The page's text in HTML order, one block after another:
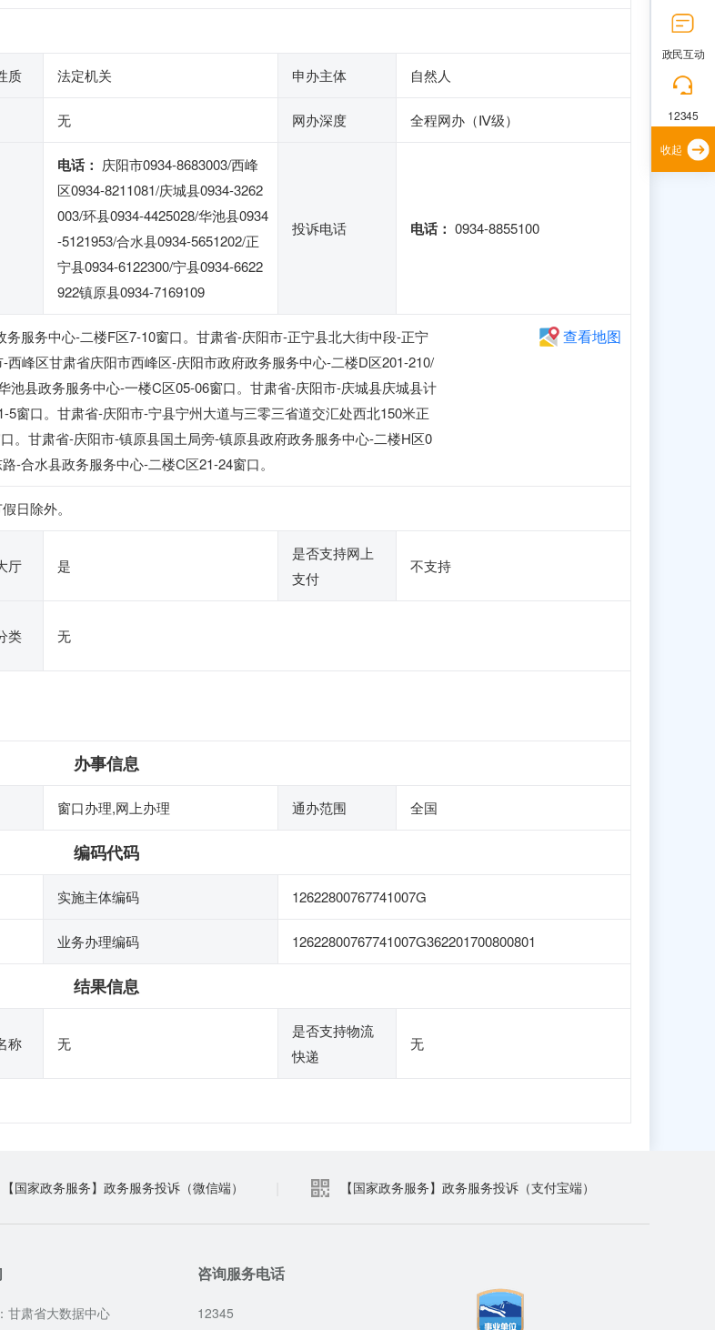
质 法定机关 申办主体 自然人
无 网办深度 全程网办（Ⅳ级）
电话： 庆阳市0934-8683003/西峰
区0934-8211081/庆城县0934-3262
003/环县0934-4425028/华池县0934
-5121953/合水县0934-5651202/正
宁县0934-6122300/宁县0934-6622
922镇原县0934-7169109
投诉电话 电话： 0934-8855100
服务中心-二楼F区7-10窗口。甘肃省-庆阳市-正宁县北大街中段-正宁
峰区甘肃省庆阳市西峰区-庆阳市政府政务服务中心-二楼D区201-210/
池县政务服务中心-一楼C区05-06窗口。甘肃省-庆阳市-庆城县庆城县计
窗口。甘肃省-庆阳市-宁县宁州大道与三零三省道交汇处西北150米正
。甘肃省-庆阳市-镇原县国土局旁-镇原县政府政务服务中心-二楼H区0
-合水县政务服务中心-二楼C区21-24窗口。
查看地图
日除外。
厅 是
是否支持网上
支付
不支持
类 无
办事信息
窗口办理,网上办理 通办范围 全国
编码代码
实施主体编码 12622800767741007G
业务办理编码 12622800767741007G362201700800801
结果信息
称 无
是否支持物流
快递
无
【国家政务服务】政务服务投诉（微信端） 【国家政务服务】政务服务投诉（支付宝端）
甘肃省大数据中心
咨询服务电话
12345
政民互动
12345
收起